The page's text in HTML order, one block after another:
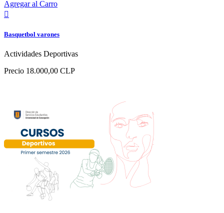
Agregar al Carro

Basquetbol varones
Actividades Deportivas
Precio 18.000,00 CLP